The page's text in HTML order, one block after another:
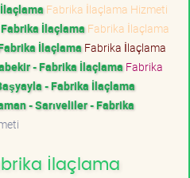
Fabrika İlaçlama Hizmeti
İlaçlama Fabrika İlaçlama
İlaçlama Fabrika İlaçlama
- Fabrika İlaçlama Fabrika
- Fabrika İlaçlama
- Sarıveliler - Fabrika
İlaçlama